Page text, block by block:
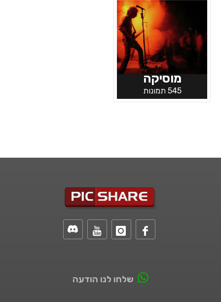
מוסיקה
545 תמונות
שלחו לנו הודעה